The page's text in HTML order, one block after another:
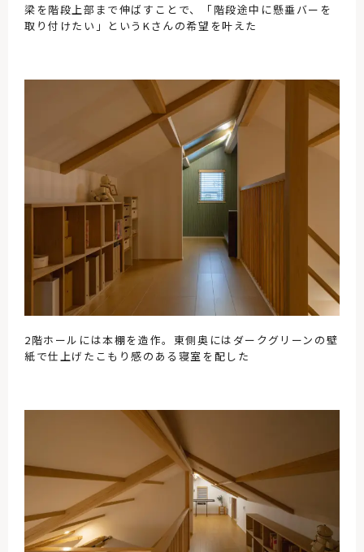
梁を階段上部まで伸ばすことで、「階段途中に懸垂バーを
取り付けたい」というKさんの希望を叶えた
2階ホールには本棚を造作。東側奥にはダークグリーンの壁
紙で仕上げたこもり感のある寝室を配した